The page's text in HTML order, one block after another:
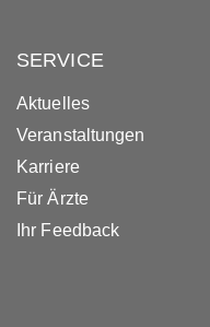
SERVICE
Aktuelles
Veranstaltungen
Karriere
Für Ärzte
Ihr Feedback